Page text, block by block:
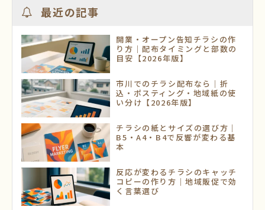
最近の記事
開業・オープン告知チラシの作
り方｜配布タイミングと部数の
目安【2026年版】
市川でのチラシ配布なら｜折
込・ポスティング・地域紙の使
い分け【2026年版】
チラシの紙とサイズの選び方｜
B5・A4・B4で反響が変わる基
本
反応が変わるチラシのキャッチ
コピーの作り方｜地域販促で効
く言葉選び